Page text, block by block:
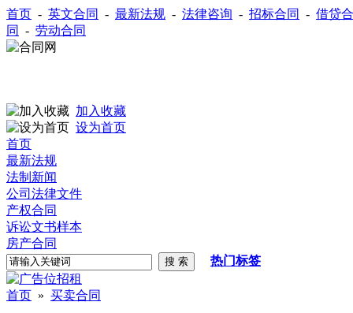
首页 - 英文合同 - 最新法规 - 法律咨询 - 招标合同 - 借贷
同
- 劳动合同
加入收藏
设为首页
首页
最新法规
法制新闻
公司法律文件
产权合同
诉讼文书样本
房产合同
热门标签
首页 » 买卖合同